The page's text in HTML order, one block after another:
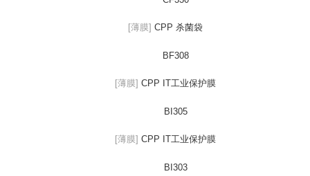
[薄膜] CPP 杀菌袋
BF308
[薄膜] CPP IT工业保护膜
BI305
[薄膜] CPP IT工业保护膜
BI303